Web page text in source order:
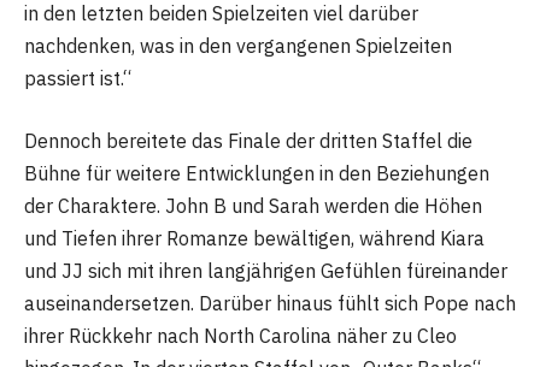
in den letzten beiden Spielzeiten viel darüber
nachdenken, was in den vergangenen Spielzeiten
passiert ist.“
Dennoch bereitete das Finale der dritten Staffel die
Bühne für weitere Entwicklungen in den Beziehungen
der Charaktere. John B und Sarah werden die Höhen
und Tiefen ihrer Romanze bewältigen, während Kiara
und JJ sich mit ihren langjährigen Gefühlen füreinander
auseinandersetzen. Darüber hinaus fühlt sich Pope nach
ihrer Rückkehr nach North Carolina näher zu Cleo